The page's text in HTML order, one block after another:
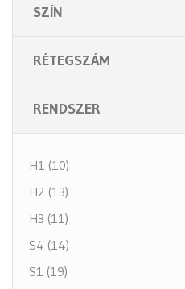
- Toalett papírok
SZÍN
RÉTEGSZÁM
RENDSZER
H1 (10)
H2 (13)
H3 (11)
S4 (14)
S1 (19)